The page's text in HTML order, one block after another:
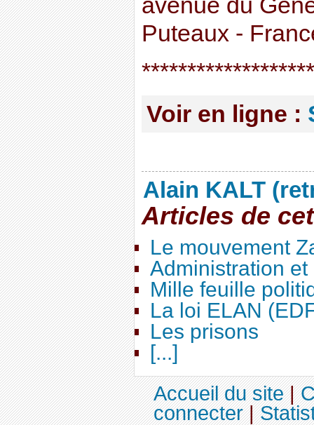
avenue du
Puteaux -
Voir en ligne :
Alain KALT
Articles de
Le mouvement
Administration
Mille feuille
La loi ELAN
Les prisons
[...]
Accueil du site|
connecter|